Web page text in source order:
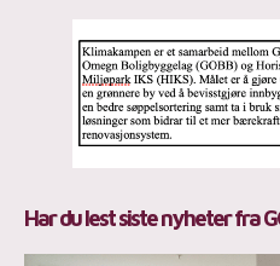
Har du lest siste nyheter fra